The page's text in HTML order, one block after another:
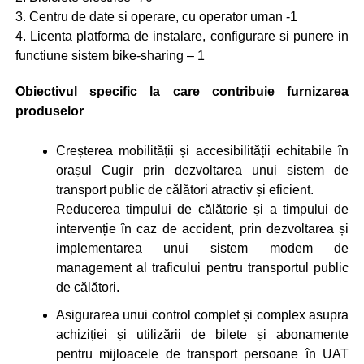
3. Centru de date si operare, cu operator uman -1
4. Licenta platforma de instalare, configurare si punere in
functiune sistem bike-sharing – 1
Obiectivul specific la care contribuie furnizarea
produselor
Creșterea mobilității și accesibilității echitabile în
orașul Cugir prin dezvoltarea unui sistem de
transport public de călători atractiv și eficient.
Reducerea timpului de călătorie și a timpului de
intervenție în caz de accident, prin dezvoltarea și
implementarea unui sistem modem de
management al traficului pentru transportul public
de călători.
Asigurarea unui control complet și complex asupra
achiziției și utilizării de bilete și abonamente
pentru mijloacele de transport persoane în UAT